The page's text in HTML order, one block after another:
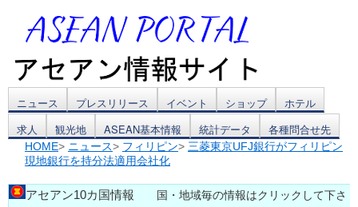
コ
ン
テ
ン
ニュース プレスリリース イベント ショップ
ホテル
求人
観光地 ASEAN基本情報 統計データ 各種問合せ先
HOME> ニュース> フィリピン> 三菱東京UFJ銀行がフィリピン
現地銀行を持分法適用会社化
アセアン10カ国情報 国・地域毎の情報はクリックして下さ